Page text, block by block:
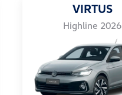
VIRTUS
Highline 2026